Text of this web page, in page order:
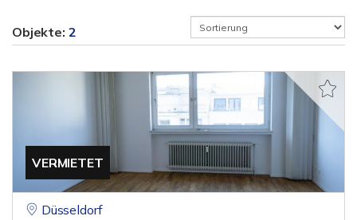
Objekte: 2
VERMIETET
Düsseldorf